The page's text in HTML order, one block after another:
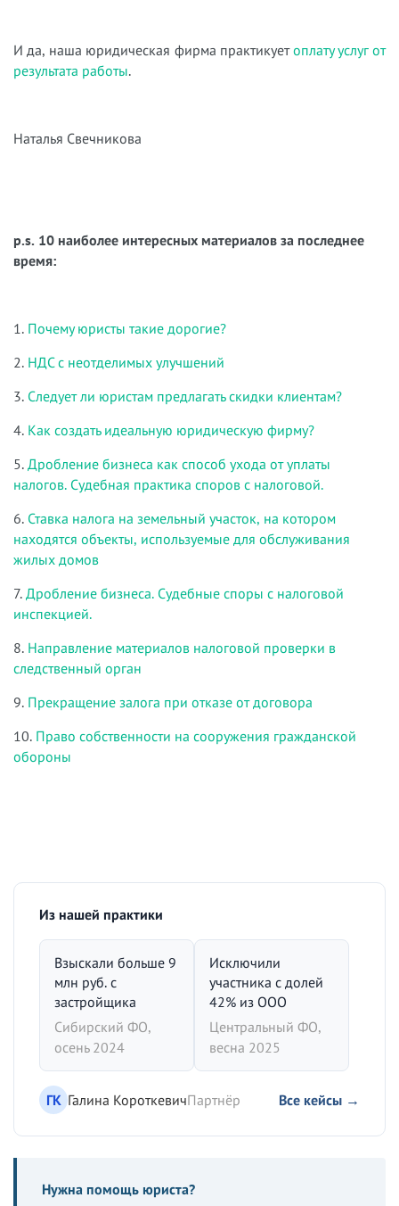
И да, наша юридическая фирма практикуетоплату услуг от
результата работы.
Наталья Свечникова
p.s. 10 наиболее интересных материалов за последнее
время:
1. Почему юристы такие дорогие?
2. НДС с неотделимых улучшений
3. Следует ли юристам предлагать скидки клиентам?
4. Как создать идеальную юридическую фирму?
5. Дробление бизнеса как способ ухода от уплаты
налогов. Судебная практика споров с налоговой.
6. Ставка налога на земельный участок, на котором
находятся объекты, используемые для обслуживания
жилых домов
7. Дробление бизнеса. Судебные споры с налоговой
инспекцией.
8. Направление материалов налоговой проверки в
следственный орган
9. Прекращение залога при отказе от договора
10. Право собственности на сооружения гражданской
обороны
Из нашей практики
Взыскали больше 9
млн руб. с
застройщика
Сибирский ФО,
осень 2024
Исключили
участника с долей
42% из ООО
Центральный ФО,
весна 2025
ГК Галина КороткевичПартнёр Все кейсы →
Нужна помощь юриста?